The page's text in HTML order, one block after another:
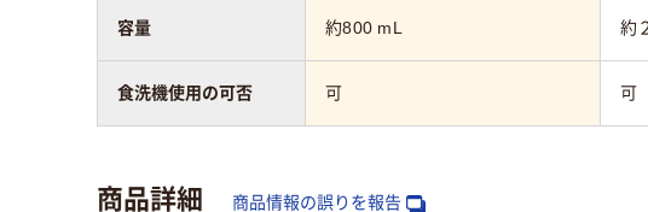
容量 約800 mL 約
食洗機使用の可否 可 可
商品詳細 商品情報の誤りを報告